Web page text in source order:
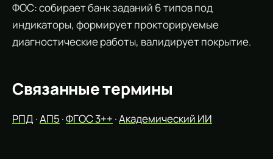
ФОС: собирает банк заданий 6 типов под
индикаторы, формирует прокторируемые
диагностические работы, валидирует покрытие.
Связанные термины
РПД ·АП5 ·ФГОС 3++ ·Академический ИИ